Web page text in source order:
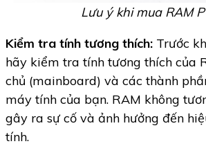
Lưu ý khi mua RAM
Kiểm tra tính tương thích: Trước
hãy kiểm tra tính tương thích của
chủ (mainboard) và các thành
máy tính của bạn. RAM không
gây ra sự cố và ảnh hưởng đến
tính.